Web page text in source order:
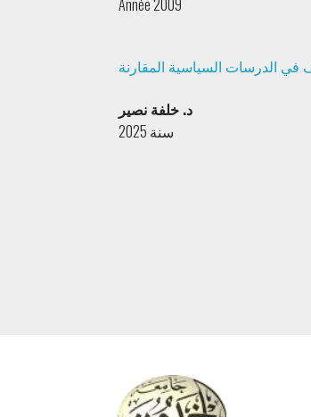
في الدرسات السياسية المقارنة
د. خلفة نصير
سنة 2025